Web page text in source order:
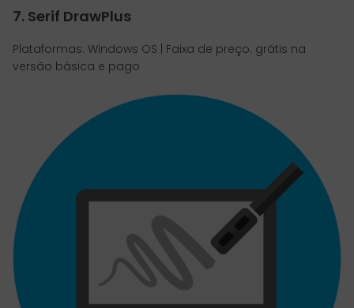
7. Serif DrawPlus
Plataformas: Windows OS | Faixa de preço: grátis na
versão básica e pago